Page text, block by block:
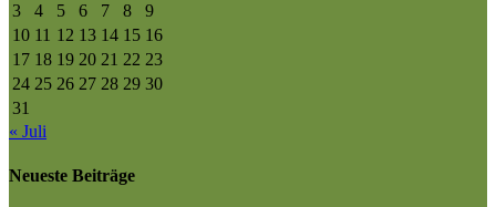
3
4 5 6 7 8
9
10 11 12 13 14 15 16
17 18 19 20 21 22 23
24 25 26 27 28 29 30
31
« Juli
Neueste Beiträge